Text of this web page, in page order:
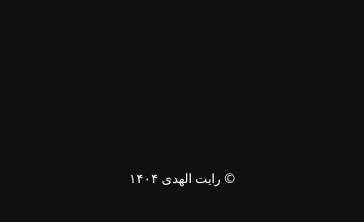
© رایت الهدی ۱۴۰۴